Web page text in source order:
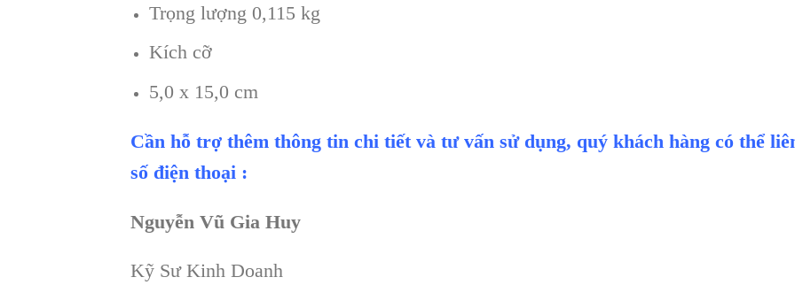
Trọng lượng 0,115 kg
Kích cỡ
5,0 x 15,0 cm
Cần hỗ trợ thêm thông tin chi tiết và tư vấn sử dụng, quý khách hàng có thể
số điện thoại :
Nguyễn Vũ Gia Huy
Kỹ Sư Kinh Doanh